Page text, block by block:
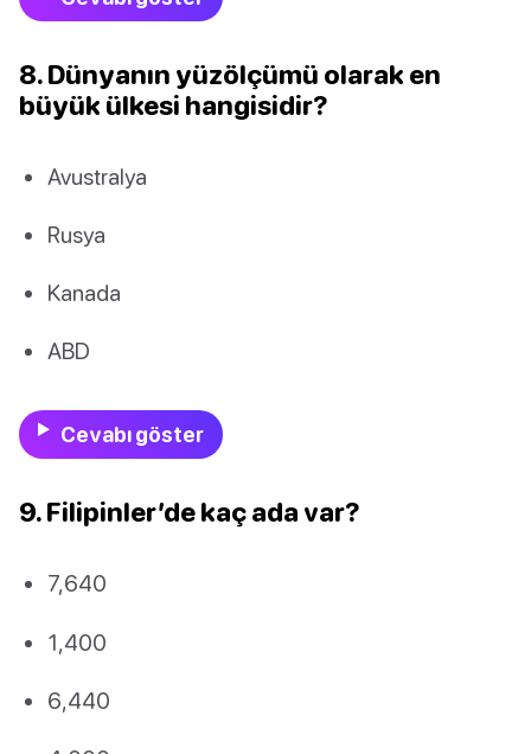
8. Dünyanın yüzölçümü olarak en
büyük ülkesi hangisidir?
Avustralya
Rusya
Kanada
ABD
Cevabı göster
9. Filipinler’de kaç ada var?
7,640
1,400
6,440